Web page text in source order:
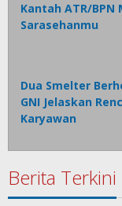
Kantah ATR/
Sarasehanmu
Dua Smelter
GNI Jelaskan
Karyawan
Berita Terkini